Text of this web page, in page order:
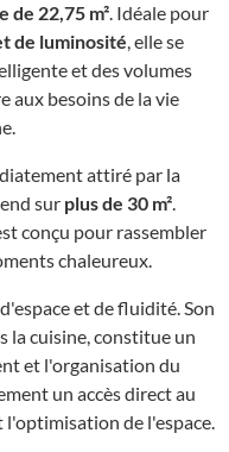
de 22,75 m². Idéale pour
de luminosité, elle se
et des volumes
aux besoins de la vie
attiré par la
sur plus de 30 m².
conçu pour rassembler
chaleureux.
et de fluidité. Son
la cuisine, constitue un
et l'organisation du
un accès direct au
l'optimisation de l'espace.